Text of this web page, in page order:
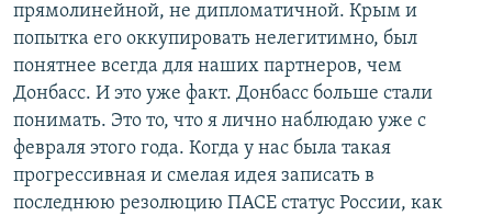
прямолинейной, не дипломатичной. Крым и
попытка его оккупировать нелегитимно, был
понятнее всегда для наших партнеров, чем
Донбасс. И это уже факт. Донбасс больше стали
понимать. Это то, что я лично наблюдаю уже с
февраля этого года. Когда у нас была такая
прогрессивная и смелая идея записать в
последнюю резолюцию ПАСЕ статус России, как